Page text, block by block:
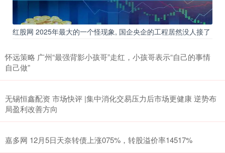
红股网 2025年最大的一个怪现象, 国企央企的工程居然没人接了
怀远策略 广州“最强背影小孩哥”走红，小孩哥表示“自己的事情
自己做”
无锡恒鑫配资 市场快评 |集中消化交易压力后市场更健康 逆势布
局盈利改善方向
嘉多网 12月5日天奈转债上涨075%，转股溢价率14517%